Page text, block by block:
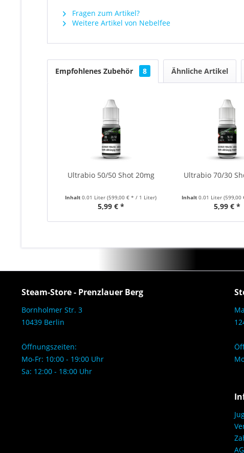
Fragen zum Artikel?
Weitere Artikel von Nebelfee
Empfohlenes Zubehör 8 Ähnliche Artikel
Ultrabio 50/50 Shot 20mg
Inhalt0.01 Liter(599,00 € * / 1 Liter)
5,99 € *
Ultrabio 70/30
Inhalt 0.01 Liter (599,00
5,99 € *
Steam-Store - Prenzlauer Berg
Bornholmer Str. 3
10439 Berlin
Öffnungszeiten:
Mo-Fr: 10:00 - 19:00 Uhr
Sa: 12:00 - 18:00 Uhr